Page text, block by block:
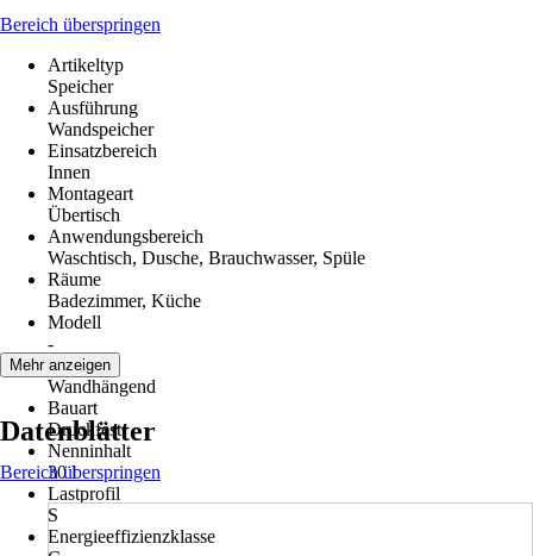
Bereich überspringen
Artikeltyp
Speicher
Ausführung
Wandspeicher
Einsatzbereich
Innen
Montageart
Übertisch
Anwendungsbereich
Waschtisch, Dusche, Brauchwasser, Spüle
Räume
Badezimmer, Küche
Modell
-
Variante
Wandhängend
Bauart
Druckfest
Nenninhalt
30 l
Lastprofil
S
Energieeffizienzklasse
Mehr anzeigen
Datenblätter
Bereich überspringen